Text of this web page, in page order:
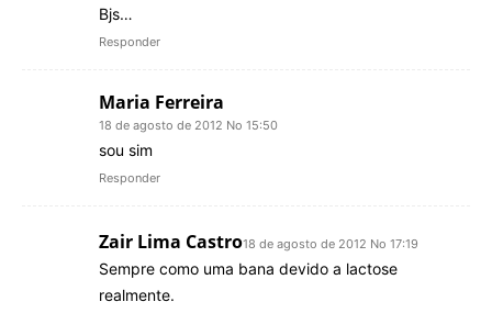
Bjs…
Responder
Maria Ferreira
18 de agosto de 2012 No 15:50
sou sim
Responder
Zair Lima Castro18 de agosto de 2012 No 17:19
Sempre como uma bana devido a lactose
realmente.